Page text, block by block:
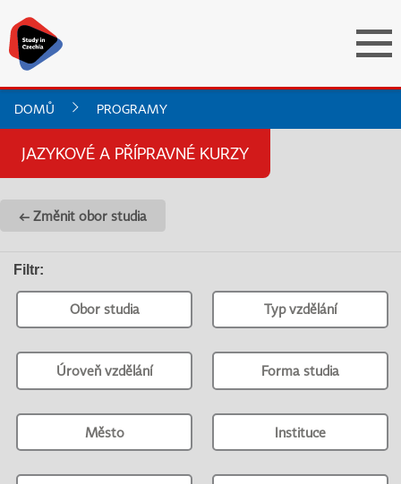
DOMŮ PROGRAMY
JAZYKOVÉ A PŘÍPRAVNÉ KURZY
← Změnit obor studia
Filtr:
Obor studia Typ vzdělání
Úroveň vzdělání Forma studia
Město Instituce